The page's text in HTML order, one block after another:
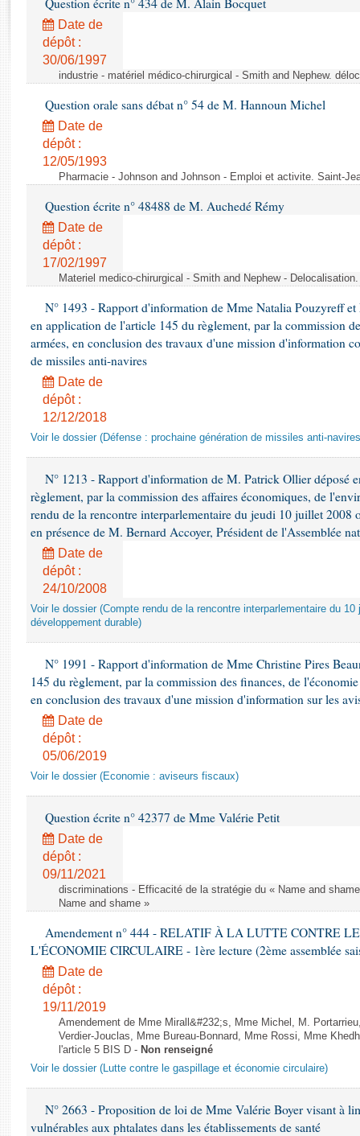
Rapports d'enquête
Rapports législatifs
Rapports sur l'application des lois
Baromètre de l’application des lois
Dossiers législatifs
Budget et sécurité sociale
Questions écrites et orales
Comptes rendus des débats
Question écrite n° 434 de M. Alain Bocquet
Date de
dépôt :
30/06/1997
industrie - matériel médico-chirurgical - Smith and Nephew.
Question orale sans débat n° 54 de M. Hannoun Michel
Date de
dépôt :
12/05/1993
Pharmacie - Johnson and Johnson - Emploi et activite. Saint-
Question écrite n° 48488 de M. Auchedé Rémy
Date de
dépôt :
17/02/1997
Materiel medico-chirurgical - Smith and Nephew -
N° 1493 - Rapport d'information de Mme Natalia Pouzyreff
en application de l'article 145 du règlement, par la commission
armées, en conclusion des travaux d'une mission d'information
de missiles anti-navires
Date de
dépôt :
12/12/2018
Voir le dossier (Défense : prochaine génération de missiles anti-
N° 1213 - Rapport d'information de M. Patrick Ollier déposé
règlement, par la commission des affaires économiques, de
rendu de la rencontre interparlementaire du jeudi 10 juillet 2008
en présence de M. Bernard Accoyer, Président de l'Assemblée
Date de
dépôt :
24/10/2008
Voir le dossier (Compte rendu de la rencontre interparlementaire du
développement durable)
N° 1991 - Rapport d'information de Mme Christine Pires
145 du règlement, par la commission des finances, de
en conclusion des travaux d'une mission d'information sur les
Date de
dépôt :
05/06/2019
Voir le dossier (Economie : aviseurs fiscaux)
Question écrite n° 42377 de Mme Valérie Petit
Date de
dépôt :
09/11/2021
discriminations - Efficacité de la stratégie du « Name and
Name and shame »
Amendement n° 444 - RELATIF À LA LUTTE CONTRE
L'ÉCONOMIE CIRCULAIRE - 1ère lecture (2ème assemblée
Date de
dépôt :
19/11/2019
Amendement de Mme Mirall&#232;s, Mme Michel, M.
Verdier-Jouclas, Mme Bureau-Bonnard, Mme Rossi, Mme
l'article 5 BIS D - Non renseigné
Voir le dossier (Lutte contre le gaspillage et économie circulaire)
N° 2663 - Proposition de loi de Mme Valérie Boyer visant à
vulnérables aux phtalates dans les établissements de santé